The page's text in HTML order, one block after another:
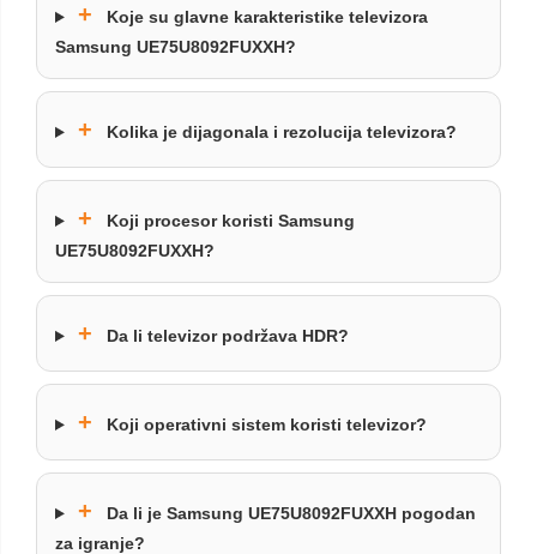
+
Koje su glavne karakteristike televizora
Samsung UE75U8092FUXXH?
+ Kolika je dijagonala i rezolucija televizora?
+
Koji procesor koristi Samsung
UE75U8092FUXXH?
+ Da li televizor podržava HDR?
+ Koji operativni sistem koristi televizor?
+
Da li je Samsung UE75U8092FUXXH pogodan
za igranje?